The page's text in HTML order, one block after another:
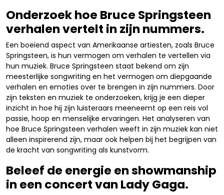
Onderzoek hoe Bruce Springsteen
verhalen vertelt in zijn nummers.
Een boeiend aspect van Amerikaanse artiesten, zoals Bruce
Springsteen, is hun vermogen om verhalen te vertellen via
hun muziek. Bruce Springsteen staat bekend om zijn
meesterlijke songwriting en het vermogen om diepgaande
verhalen en emoties over te brengen in zijn nummers. Door
zijn teksten en muziek te onderzoeken, krijg je een dieper
inzicht in hoe hij zijn luisteraars meeneemt op een reis vol
passie, hoop en menselijke ervaringen. Het analyseren van
hoe Bruce Springsteen verhalen weeft in zijn muziek kan niet
alleen inspirerend zijn, maar ook helpen bij het begrijpen van
de kracht van songwriting als kunstvorm.
Beleef de energie en showmanship
in een concert van Lady Gaga.